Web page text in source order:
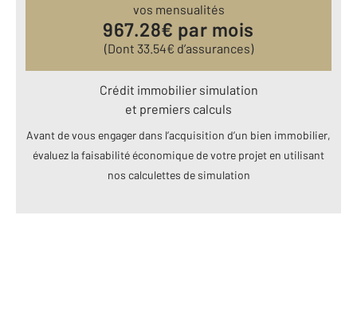
vos mensualités
967.28€ par mois
(Dont 33.54€ d’assurances)
Crédit immobilier simulation
et premiers calculs
Avant de vous engager dans l’acquisition d’un bien immobilier,
évaluez la faisabilité économique de votre projet en utilisant
nos calculettes de simulation